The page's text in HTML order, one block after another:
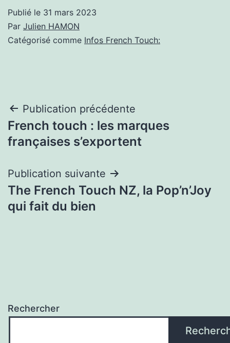
Publié le 31 mars 2023
Par Julien HAMON
Catégorisé comme Infos French Touch:
Navigation
de
Publication précédente
French touch : les marques
françaises s’exportent
Publication suivante
The French Touch NZ, la Pop’n’Joy
qui fait du bien
Rechercher